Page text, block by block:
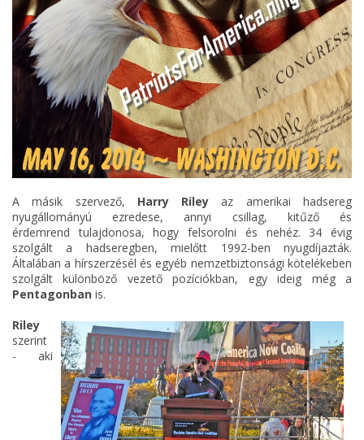
A másik szervező, Harry Riley az amerikai hadsereg
nyugállományú ezredese, annyi csillag, kitűző és
érdemrend tulajdonosa, hogy felsorolni és nehéz. 34 évig
szolgált a hadseregben, mielőtt 1992-ben nyugdíjazták.
Általában a hírszerzésél és egyéb nemzetbiztonsági kötelékeben
szolgált különböző vezető pozíciókban, egy ideig még a
Pentagonban is.
Riley
szerint
- aki